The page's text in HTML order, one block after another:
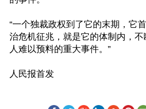
“一个独裁政权到了它的末期，它
治危机征兆，就是它的体制内，
人难以预料的重大事件。”